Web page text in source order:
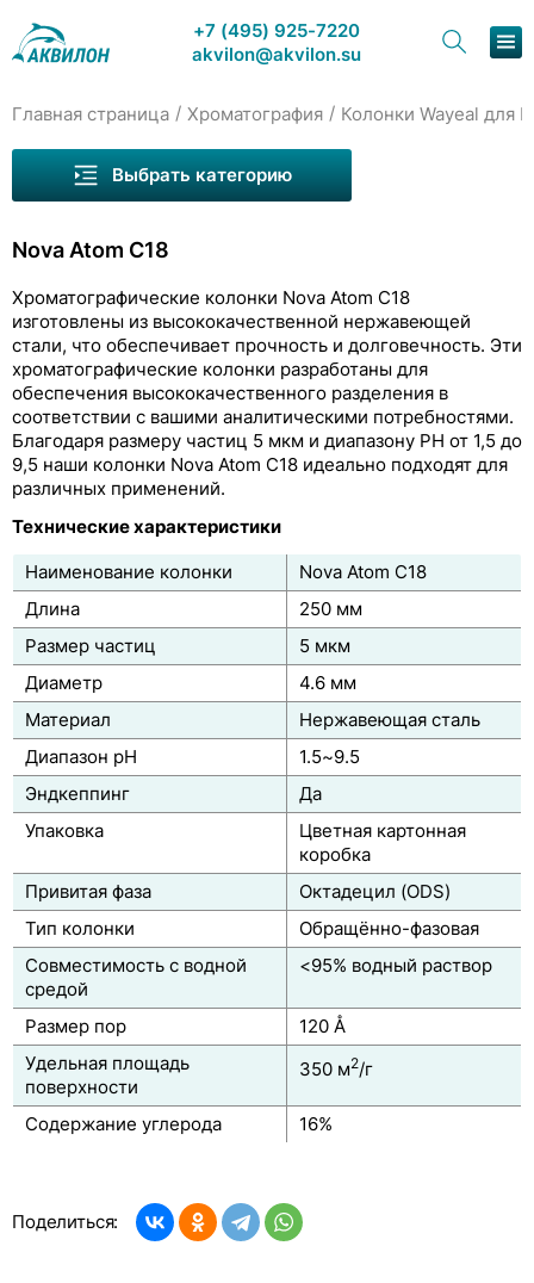
+7 (495) 925-7220
akvilon@akvilon.su
Сервис и ремонт
О компании
Контакты
Главная страница / Хроматография / Колонки Wayeal для
Nova Atom C18
Хроматографические колонки Nova Atom C18
изготовлены из высококачественной нержавеющей
стали, что обеспечивает прочность и долговечность. Эти
хроматографические колонки разработаны для
обеспечения высококачественного разделения в
соответствии с вашими аналитическими потребностями.
Благодаря размеру частиц 5 мкм и диапазону PH от 1,5 до
9,5 наши колонки Nova Atom C18 идеально подходят для
различных применений.
Технические характеристики
Наименование колонки
Nova Atom C18
Длина
250 мм
Размер частиц
5 мкм
Диаметр
4.6 мм
Материал
Нержавеющая сталь
Диапазон pH
1.5~9.5
Эндкеппинг
Да
Упаковка
Цветная картонная
коробка
Привитая фаза
Октадецил (ODS)
Тип колонки
Обращённо-фазовая
Совместимость с водной
средой
<95% водный раствор
Размер пор
120 Å
Удельная площадь
поверхности
350 м2/г
Содержание углерода 16%
Выбрать категорию
Колонки Wayeal для ВЭЖХ
Nova Atom C18
Nova Atom PC18
Nova Atom SC18
Nova Atom C8
Колонки Welch для ВЭЖХ
Колонки COSMOSIL
Колонки Рhenomenex
Системы защиты колонок
Таблица соответствия ВЭЖХ-колонок по фирмам
производителям
Классификация ВЭЖХ колонок по USP
Поделиться: